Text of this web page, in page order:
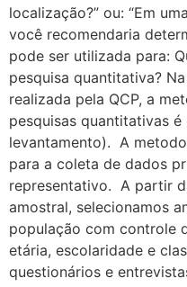
localização?” ou: “Em
você recomendaria
pode ser utilizada para:
pesquisa quantitativa?
realizada pela QCP, a
pesquisas quantitativas
levantamento). A
para a coleta de dados
representativo. A partir
amostral, selecionamos
população com controle
etária, escolaridade e
questionários e